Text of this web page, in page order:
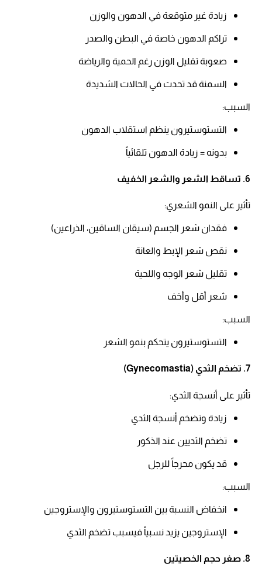
زيادة غير متوقعة في الدهون والوزن​
تراكم الدهون خاصة في البطن والصدر​
صعوبة تقليل الوزن رغم الحمية والرياضة​
السمنة قد تحدث في الحالات الشديدة​
السبب:​
التستوستيرون ينظم استقلاب الدهون​
بدونه = زيادة الدهون تلقائياً​
6. تساقط الشعر والشعر الخفيف
تأثير على النمو الشعري:​
فقدان شعر الجسم (سيقان الساقين، الذراعين)​
نقص شعر الإبط والعانة​
تقليل شعر الوجه واللحية​
شعر أقل وأخف​
السبب:​
التستوستيرون يتحكم بنمو الشعر​
7. تضخم الثدي (Gynecomastia)
تأثير على أنسجة الثدي:​
زيادة وتضخم أنسجة الثدي​
تضخم الثديين عند الذكور​
قد يكون محرجاً للرجل​
السبب:​
انخفاض النسبة بين التستوستيرون والإستروجين​
الإستروجين يزيد نسبياً فيسبب تضخم الثدي​
8. صغر حجم الخصيتين